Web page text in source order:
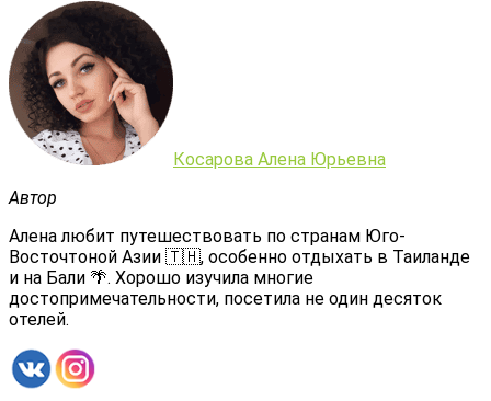
Косарова Алена Юрьевна
Автор
Алена любит путешествовать по странам Юго-
Восточтоной Азии 🇹🇭, особенно отдыхать в Таиланде
и на Бали 🌴. Хорошо изучила многие
достопримечательности, посетила не один десяток
отелей.